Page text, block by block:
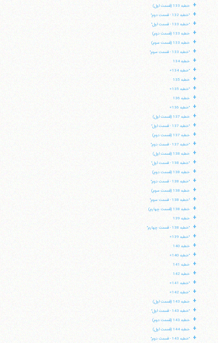
+ خطبه 133 (قسمت اول)
+ "خطبه 132 - قسمت دوم"
+ "خطبه 133 - قسمت اول"
+ خطبه 133 (قسمت دوم)
+ خطبه 133 (قسمت سوم)
+ "خطبه 133 - قسمت سوم"
+ خطبه 134
+ "خطبه 134»
+ خطبه 135
+ "خطبه 135»
+ خطبه 136
+ "خطبه 136»
+ خطبه 137 (قسمت اول)
+ "خطبه 137 - قسمت اول"
+ خطبه 137 (قسمت دوم)
+ "خطبه 137 - قسمت دوم"
+ خطبه 138 (قسمت اول)
+ "خطبه 138 - قسمت اول"
+ خطبه 138 (قسمت دوم)
+ "خطبه 138 - قسمت دوم"
+ خطبه 138 (قسمت سوم)
+ "خطبه 138 - قسمت سوم"
+ خطبه 138 (قسمت چهارم)
+ خطبه 139
+ "خطبه 138 - قسمت چهارم"
+ "خطبه 139»
+ خطبه 140
+ "خطبه 140»
+ خطبه 141
+ خطبه 142
+ "خطبه 141»
+ "خطبه 142»
+ خطبه 143 (قسمت اول)
+ "خطبه 143 - قسمت اول"
+ خطبه 143 (قسمت دوم)
+ خطبه 144 (قسمت اول)
+ "خطبه 143 - قسمت دوم"